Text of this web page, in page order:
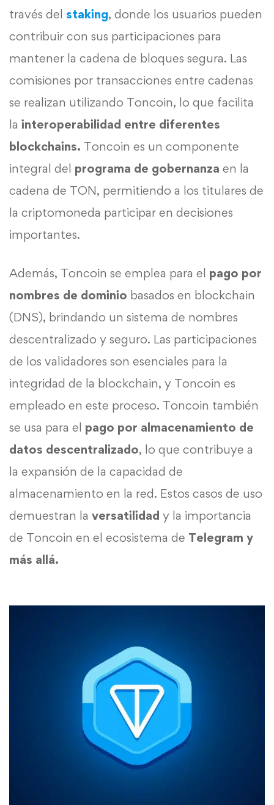
través del staking, donde los usuarios pueden
contribuir con sus participaciones para
mantener la cadena de bloques segura. Las
comisiones por transacciones entre cadenas
se realizan utilizando Toncoin, lo que facilita
la interoperabilidad entre diferentes
blockchains. Toncoin es un componente
integral del programa de gobernanza en la
cadena de TON, permitiendo a los titulares de
la criptomoneda participar en decisiones
importantes.
Además, Toncoin se emplea para el pago por
nombres de dominio basados en blockchain
(DNS), brindando un sistema de nombres
descentralizado y seguro. Las participaciones
de los validadores son esenciales para la
integridad de la blockchain, y Toncoin es
empleado en este proceso. Toncoin también
se usa para el pago por almacenamiento de
datos descentralizado, lo que contribuye a
la expansión de la capacidad de
almacenamiento en la red. Estos casos de uso
demuestran la versatilidad y la importancia
de Toncoin en el ecosistema de Telegram y
más allá.